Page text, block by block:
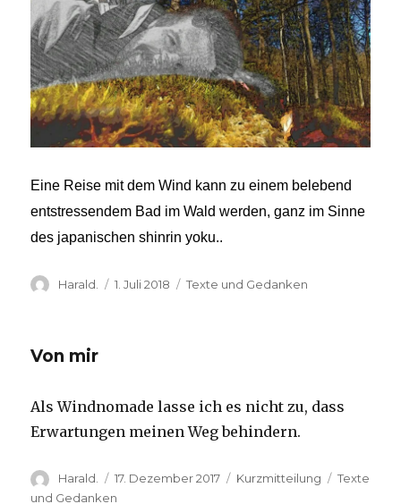
Eine Reise mit dem Wind kann zu einem belebend
entstressendem Bad im Wald werden, ganz im Sinne
des japanischen shinrin yoku..
Autor
Harald.
Veröffentlicht
1. Juli 2018 Kategorien
Texte und Gedanken
Von mir
Als Windnomade lasse ich es nicht zu, dass
Erwartungen meinen Weg behindern.
Autor
Harald.
Veröffentlicht
am
17. Dezember 2017 Format
Kurzmitteilung
Texte
und Gedanken